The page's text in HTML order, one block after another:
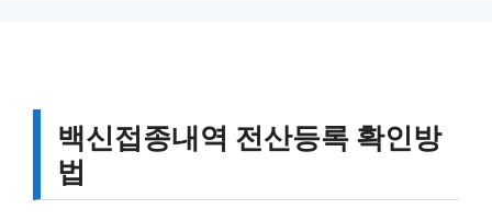
백신접종내역 전산등록 확인방
법